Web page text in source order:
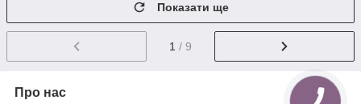
Показати ще
1 / 9
Про нас